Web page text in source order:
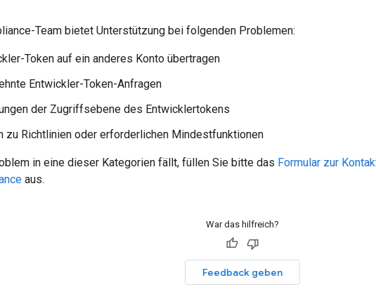
Team bietet Unterstützung bei folgenden Problemen:
Token auf ein anderes Konto übertragen
Entwickler-Token-Anfragen
der Zugriffsebene des Entwicklertokens
zu Richtlinien oder erforderlichen Mindestfunktionen
in eine dieser Kategorien fällt, füllen Sie bitte das Formular zur
aus.
War das hilfreich?
Feedback geben